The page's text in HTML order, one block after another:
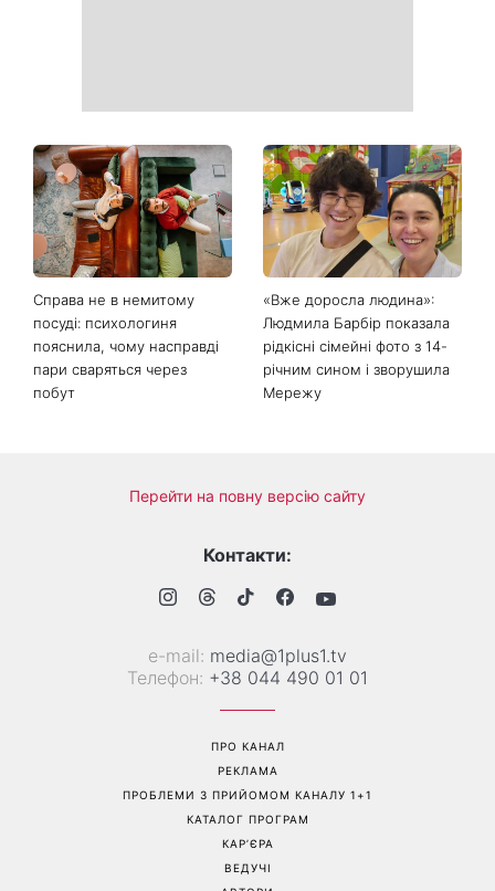
Справа не в немитому
посуді: психологиня
пояснила, чому насправді
пари сваряться через
побут
«Вже доросла людина»:
Людмила Барбір показала
рідкісні сімейні фото з 14-
річним сином і зворушила
Мережу
Перейти на повну версію сайту
Контакти:
е-mail: media@1plus1.tv
Телефон: +38 044 490 01 01
ПРО КАНАЛ
РЕКЛАМА
ПРОБЛЕМИ З ПРИЙОМОМ КАНАЛУ 1+1
КАТАЛОГ ПРОГРАМ
КАР’ЄРА
ВЕДУЧІ